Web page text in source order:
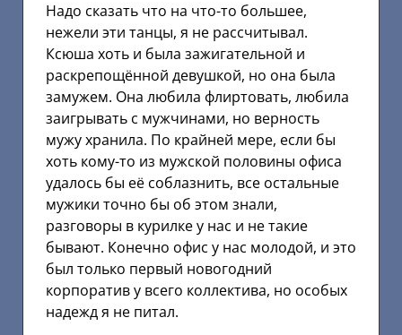
Надо сказать что на что-то большее,
нежели эти танцы, я не рассчитывал.
Ксюша хоть и была зажигательной и
раскрепощённой девушкой, но она была
замужем. Она любила флиртовать, любила
заигрывать с мужчинами, но верность
мужу хранила. По крайней мере, если бы
хоть кому-то из мужской половины офиса
удалось бы её соблазнить, все остальные
мужики точно бы об этом знали,
разговоры в курилке у нас и не такие
бывают. Конечно офис у нас молодой, и это
был только первый новогодний
корпоратив у всего коллектива, но особых
надежд я не питал.